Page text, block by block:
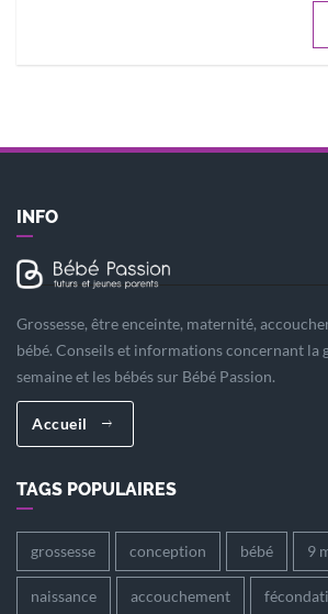
INFO
Grossesse, être enceinte, maternité,
bébé. Conseils et informations concernant la
semaine et les bébés sur Bébé Passion.
Accueil
TAGS POPULAIRES
grossesse conception bébé 9
naissance accouchement